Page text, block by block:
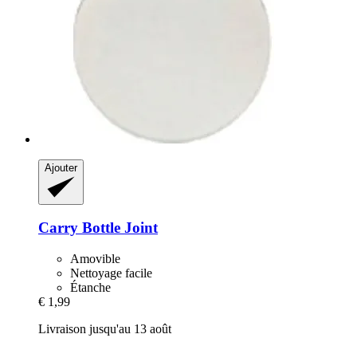
Ajouter
Carry Bottle Joint
Amovible
Nettoyage facile
Étanche
€ 1,99
Livraison jusqu'au 13 août